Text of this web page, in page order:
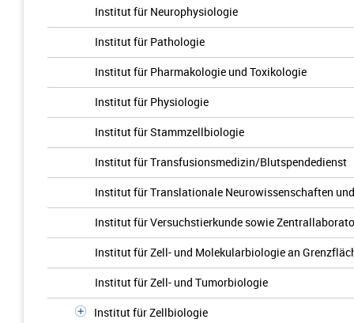
Institut für Neurophysiologie
Institut für Pathologie
Institut für Pharmakologie und Toxikologie
Institut für Physiologie
Institut für Stammzellbiologie
Institut für Transfusionsmedizin/Blutspendedienst
Institut für Translationale Neurowissenschaften
Institut für Versuchstierkunde sowie
Institut für Zell- und Molekularbiologie an
Institut für Zell- und Tumorbiologie
Institut für Zellbiologie